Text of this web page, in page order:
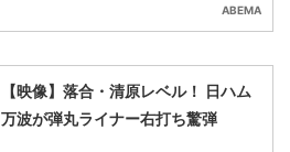
ABEMA
【映像】落合・清原レベル！ 日ハム
万波が弾丸ライナー右打ち驚弾